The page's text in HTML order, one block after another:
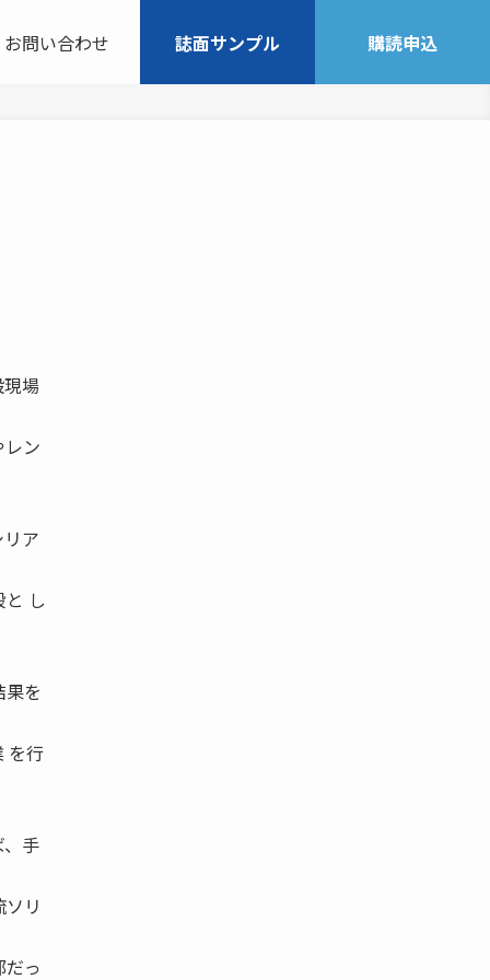
お問い合わせ 誌面サンプル 購読申込
場
ン
ア
し
を
を行
手
リ
っ